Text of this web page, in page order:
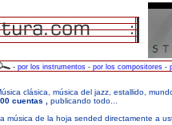
- por los instrumentos - por los compositores -